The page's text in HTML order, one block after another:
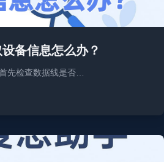
备信息怎么办？
先检查数据线是否…